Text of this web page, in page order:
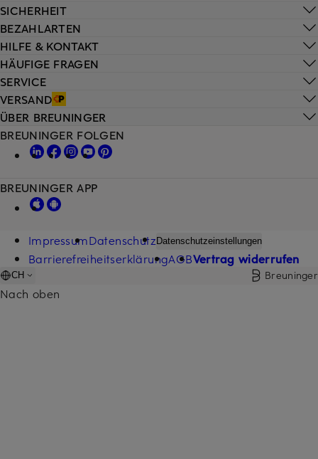
HILFE & KONTAKT
HÄUFIGE FRAGEN
SERVICE
VERSAND
SICHERHEIT
BEZAHLARTEN
ÜBER BREUNINGER
BREUNINGER FOLGEN
BREUNINGER APP
ImpressumDatenschutz Datenschutzeinstellungen
BarrierefreiheitserklärungAGBVertrag widerrufen
CH Breuninger
Nach oben